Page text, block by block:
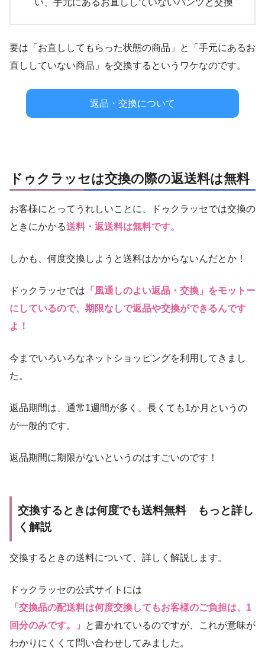
い、手元にあるお直ししていないパンツと交換
要は「お直ししてもらった状態の商品」と「手元にあるお
直ししていない商品」を交換するというワケなのです。
返品・交換について
ドゥクラッセは交換の際の返送料は無料
お客様にとってうれしいことに、ドゥクラッセでは交換の
ときにかかる送料・返送料は無料です。
しかも、何度交換しようと送料はかからないんだとか！
ドゥクラッセでは 「風通しのよい返品・交換」をモットー
にしているので、期限なしで返品や交換ができるんです
よ！
今までいろいろなネットショッピングを利用してきまし
た。
返品期間は、通常1週間が多く、長くても1か月というの
が一般的です。
返品期間に期限がないというのはすごいのです！
交換するときは何度でも送料無料 もっと詳し
く解説
交換するときの送料について、詳しく解説します。
ドゥクラッセの公式サイトには
「交換品の配送料は何度交換してもお客様のご負担は、1
回分のみです。」
と書かれているのですが、これが意味が
わかりにくくて問い合わせしてみました。